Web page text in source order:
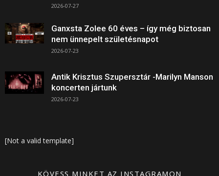
2026-07-27
Ganxsta Zolee 60 éves – így még biztosan
nem ünnepelt születésnapot
2026-07-23
Antik Krisztus Szupersztár -Marilyn Manson
koncerten jártunk
2026-07-23
[Not a valid template]
KÖVESS MINKET AZ INSTAGRAMON